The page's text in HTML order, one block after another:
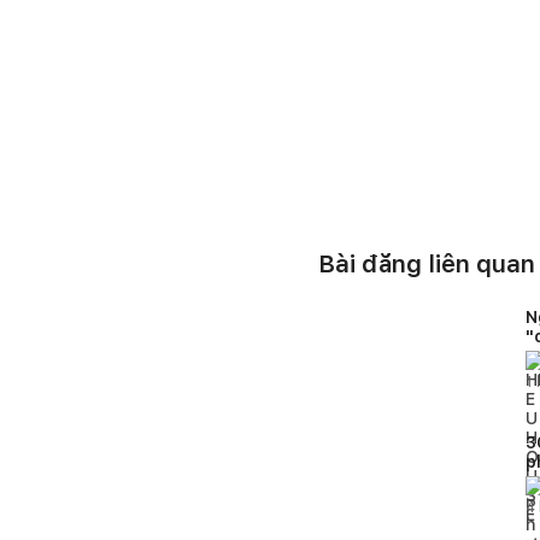
Bài đăng liên quan
1
4